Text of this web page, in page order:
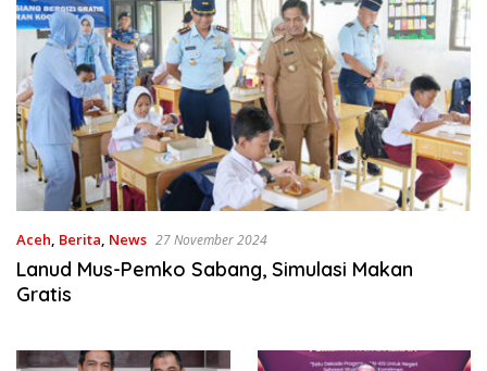
Aceh, Berita, News 27 November 2024
Lanud Mus-Pemko Sabang, Simulasi Makan
Gratis